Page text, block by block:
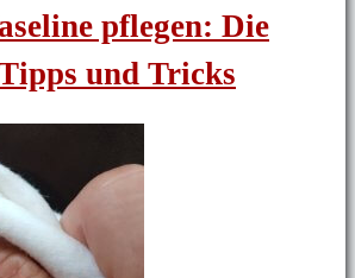
pflegen: Die
und Tricks